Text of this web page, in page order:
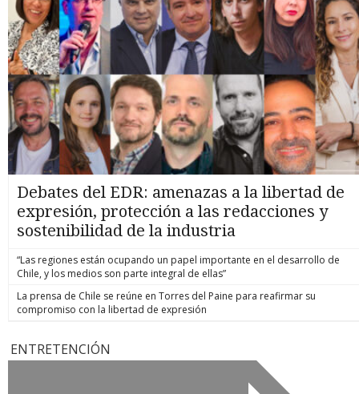
Debates del EDR: amenazas a la libertad de
expresión, protección a las redacciones y
sostenibilidad de la industria
“Las regiones están ocupando un papel importante en el desarrollo de
Chile, y los medios son parte integral de ellas”
La prensa de Chile se reúne en Torres del Paine para reafirmar su
compromiso con la libertad de expresión
ENTRETENCIÓN